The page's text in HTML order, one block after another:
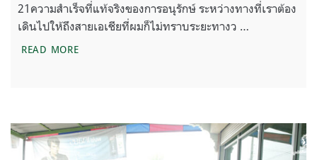
21ความสำเร็จที่แท้จริงของการอนุรักษ์ ระหว่างทางที่เราต้อง
เดินไปให้ถึงสายเอเชียที่ผมก็ไม่ทราบระยะทางว …
READ MOREตอนที่ 21 ความสำเร็จที่แท้จริงของการอนุรักษ์